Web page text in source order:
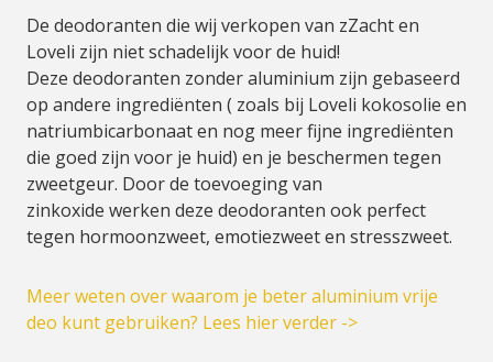
De deodoranten die wij verkopen van zZacht en
Loveli zijn niet schadelijk voor de huid!
Deze deodoranten zonder aluminium zijn gebaseerd
op andere ingrediënten ( zoals bij Loveli kokosolie en
natriumbicarbonaat en nog meer fijne ingrediënten
die goed zijn voor je huid) en je beschermen tegen
zweetgeur. Door de toevoeging van
zinkoxide werken deze deodoranten ook perfect
tegen hormoonzweet, emotiezweet en stresszweet.
Meer weten over waarom je beter aluminium vrije
deo kunt gebruiken? Lees hier verder ->